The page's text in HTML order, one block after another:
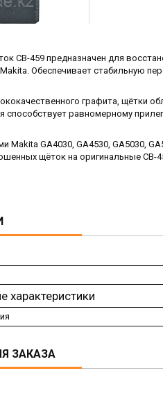
CB-459 предназначен для
Обеспечивает стабильную
графита, щётки
способствует равномерному
GA4030, GA4530, GA5030,
щёток на оригинальные
характеристики
ЗАКАЗА